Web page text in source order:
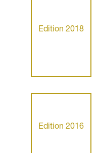
Edition 2018
Edition 2016